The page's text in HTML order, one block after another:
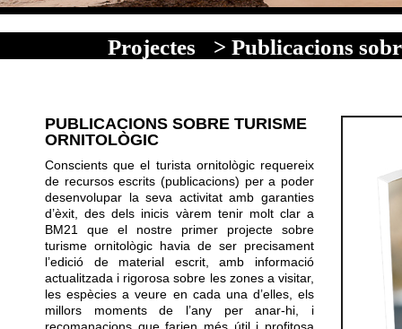
Projectes > Publicacions
PUBLICACIONS SOBRE TURISME
ORNITOLÒGIC
Conscients que el turista ornitològic requereix
de recursos escrits (publicacions) per a poder
desenvolupar la seva activitat amb garanties
d’èxit, des dels inicis vàrem tenir molt clar a
BM21 que el nostre primer projecte sobre
turisme ornitològic havia de ser precisament
l’edició de material escrit, amb informació
actualitzada i rigorosa sobre les zones a visitar,
les espècies a veure en cada una d’elles, els
millors moments de l’any per anar-hi, i